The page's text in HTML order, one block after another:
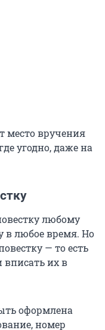
место вручения
угодно, даже на
любому
в любое время. Но
— то есть
вписать их в
оформлена
номер